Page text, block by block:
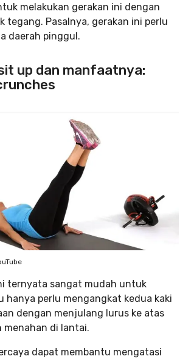
melakukan gerakan ini dengan
tegang. Pasalnya, gerakan ini perlu
daerah pinggul.
up dan manfaatnya:
ternyata sangat mudah untuk
hanya perlu mengangkat kedua kaki
dengan menjulang lurus ke atas
menahan di lantai.
dapat membantu mengatasi